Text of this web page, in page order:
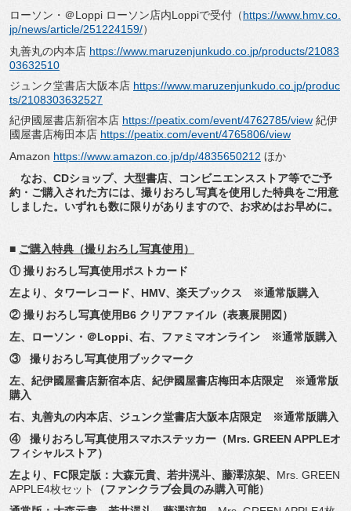
ローソン・＠Loppi ローソン店内Loppiで受付（https://www. hmv.co.
jp/news/article/251224159/）
丸善丸の内本店 https://www.maruzenjunkudo.co. jp/products/21083
03632510
ジュンク堂書店大阪本店 https://www.maruzenjunkudo.co. jp/produc
ts/2108303632527
紀伊國屋書店新宿本店 https://peatix.com/event/4762785/view 紀伊
國屋書店梅田本店 https://peatix.com/event/4765806/view
Amazon https://www.amazon.co.jp/dp/4835650212 ほか
なお、CDショップ、大型書店、
コンビニエンスストア等でご予
約・ご購入された方には、 撮りおろし写真を使用した特典をご用意
しました。 いずれも数に限りがありますので、お求めはお早めに。
■ ご購入特典（撮りおろし写真使用）
① 撮りおろし写真使用ポストカード
左より、タワーレコード、HMV、楽天ブックス ※通常版購入
② 撮りおろし写真使用B6 クリアファイル（表裏展開図）
左、ローソン・＠Loppi、右、ファミマオンライン ※通常版購入
③ 撮りおろし写真使用ブックマーク
左、紀伊國屋書店新宿本店、紀伊國屋書店梅田本店限定 ※通常版
購入
右、丸善丸の内本店、ジュンク堂書店大阪本店限定 ※通常版購入
④ 撮りおろし写真使用スマホステッカー（Mrs. GREEN APPLEオ
フィシャルストア）
左より、FC限定版：大森元貴、若井滉斗、藤澤涼架、 Mrs. GREEN
APPLE4枚セット
（ファンクラブ会員のみ購入可能）